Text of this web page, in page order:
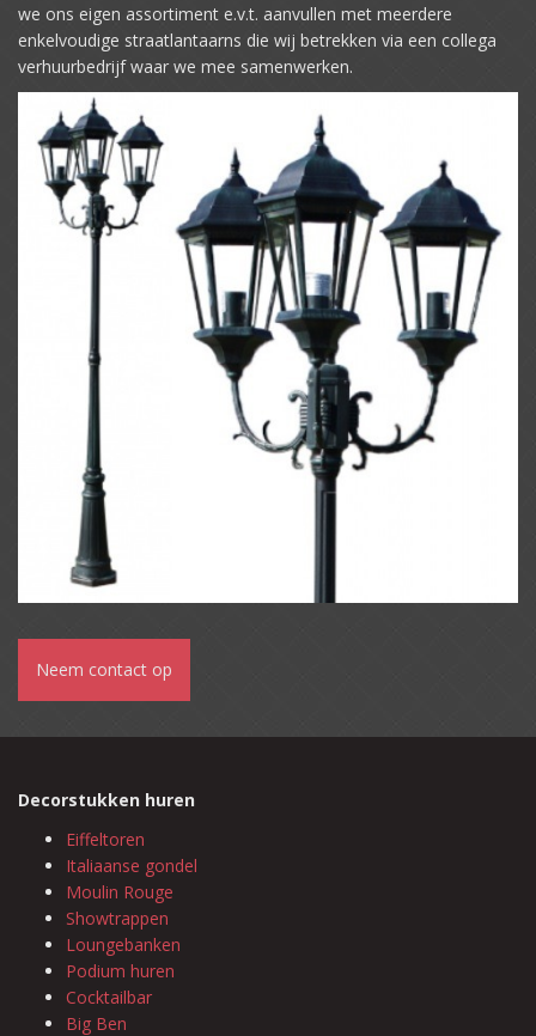
we ons eigen assortiment e.v.t. aanvullen met meerdere
enkelvoudige straatlantaarns die wij betrekken via een collega
verhuurbedrijf waar we mee samenwerken.
Neem contact op
Decorstukken huren
Eiffeltoren
Italiaanse gondel
Moulin Rouge
Showtrappen
Loungebanken
Podium huren
Cocktailbar
Big Ben